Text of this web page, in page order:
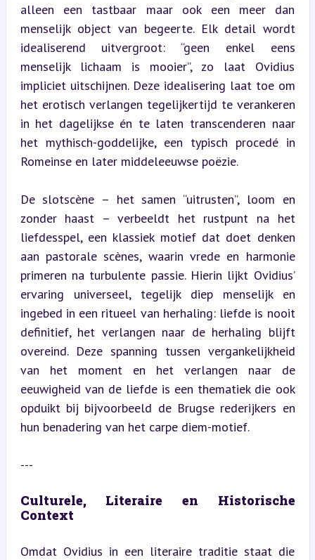
alleen een tastbaar maar ook een meer dan
menselijk object van begeerte. Elk detail wordt
idealiserend uitvergroot: “geen enkel eens
menselijk lichaam is mooier”, zo laat Ovidius
impliciet uitschijnen. Deze idealisering laat toe om
het erotisch verlangen tegelijkertijd te verankeren
in het dagelijkse én te laten transcenderen naar
het mythisch-goddelijke, een typisch procedé in
Romeinse en later middeleeuwse poëzie.
De slotscène – het samen “uitrusten”, loom en
zonder haast – verbeeldt het rustpunt na het
liefdesspel, een klassiek motief dat doet denken
aan pastorale scènes, waarin vrede en harmonie
primeren na turbulente passie. Hierin lijkt Ovidius’
ervaring universeel, tegelijk diep menselijk en
ingebed in een ritueel van herhaling: liefde is nooit
definitief, het verlangen naar de herhaling blijft
overeind. Deze spanning tussen vergankelijkheid
van het moment en het verlangen naar de
eeuwigheid van de liefde is een thematiek die ook
opduikt bij bijvoorbeeld de Brugse rederijkers en
hun benadering van het carpe diem-motief.
---
Culturele, Literaire en Historische
Context
Omdat Ovidius in een literaire traditie staat die